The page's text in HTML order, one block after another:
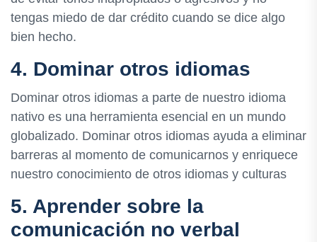
tengas miedo de dar crédito cuando se dice algo
bien hecho.
4. Dominar otros idiomas
Dominar otros idiomas a parte de nuestro idioma
nativo es una herramienta esencial en un mundo
globalizado. Dominar otros idiomas ayuda a eliminar
barreras al momento de comunicarnos y enriquece
nuestro conocimiento de otros idiomas y culturas
5. Aprender sobre la
comunicación no verbal